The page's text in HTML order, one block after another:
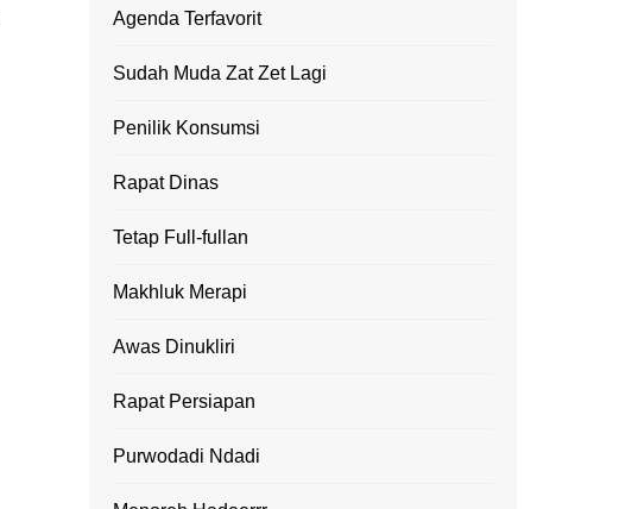
Agenda Terfavorit
Sudah Muda Zat Zet Lagi
Penilik Konsumsi
Rapat Dinas
Tetap Full-fullan
Makhluk Merapi
Awas Dinukliri
Rapat Persiapan
Purwodadi Ndadi